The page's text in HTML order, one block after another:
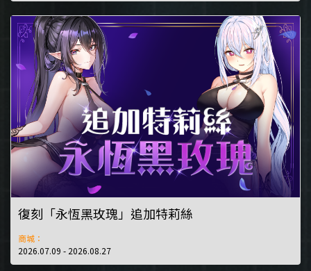
復刻「永恆黑玫瑰」追加特莉絲
商城：
2026.07.09 - 2026.08.27